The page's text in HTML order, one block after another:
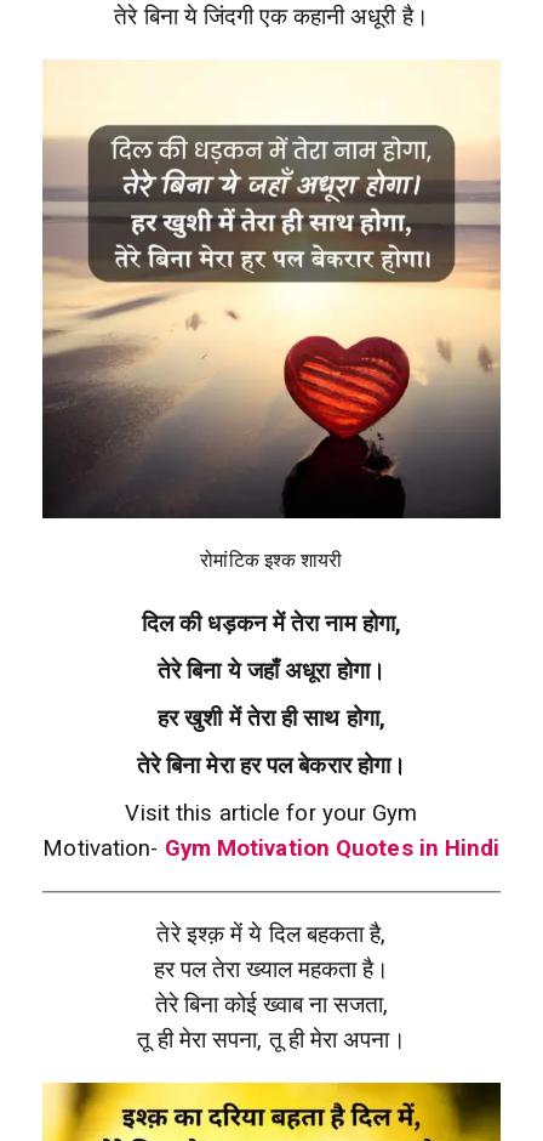
तेरे बिना ये जिंदगी एक कहानी अधूरी है।
रोमांटिक इश्क शायरी
दिल की धड़कन में तेरा नाम होगा,
तेरे बिना ये जहाँ अधूरा होगा।
हर खुशी में तेरा ही साथ होगा,
तेरे बिना मेरा हर पल बेकरार होगा।
Visit this article for your Gym
Motivation- Gym Motivation Quotes in Hindi
तेरे इश्क़ में ये दिल बहकता है,
हर पल तेरा ख्याल महकता है।
तेरे बिना कोई ख्वाब ना सजता,
तू ही मेरा सपना, तू ही मेरा अपना।